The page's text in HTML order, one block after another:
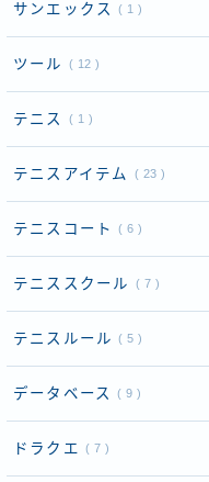
サンエックス 1
ツール 12
テニス 1
テニスアイテム 23
テニスコート 6
テニススクール 7
テニスルール 5
データベース 9
ドラクエ 7